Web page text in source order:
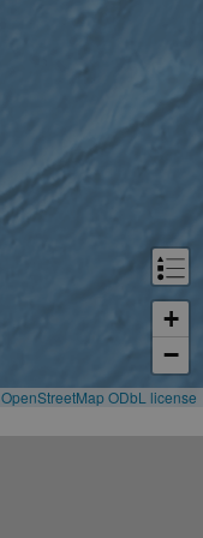
+
−
OpenStreetMapODbL license